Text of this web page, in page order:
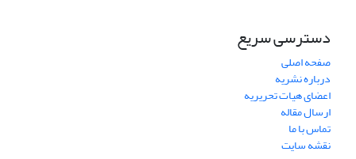
دسترسی سریع
صفحه اصلی
درباره نشریه
اعضای هیات تحریریه
ارسال مقاله
تماس با ما
نقشه سایت